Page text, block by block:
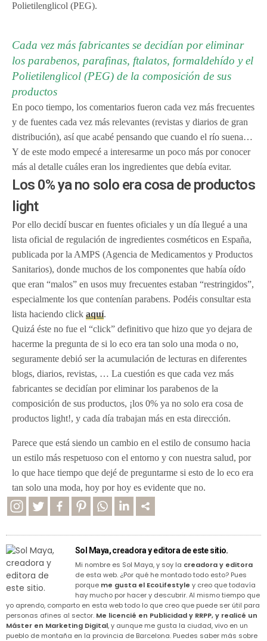
Polietilenglicol (PEG).
Cada vez más fabricantes se decidían por eliminar
los parabenos, parafinas, ftalatos, formaldehído y el
Polietilenglicol (PEG) de la composición de sus
productos
En poco tiempo, los comentarios fueron cada vez más frecuentes
y de fuentes cada vez más relevantes (revistas y diarios de gran
distribución), así que acabé pensando que cuando el río suena…
Y de este modo empecé a interesarme un poco más por conocer
más al detalle cuáles eran los ingredientes que debía evitar.
Los 0% ya no solo era cosa de productos
light
Por ello decidí buscar en fuentes oficiales y un día llegué a una
lista oficial de regulación de ingredientes cosméticos en España,
publicada por la AMPS (Agencia de Medicamentos y Productos
Sanitarios), donde muchos de los componentes que había oído
que eran “malos” en usos muy frecuentes estaban “restringidos”,
especialmente los que contenían parabens. Podéis consultar esta
lista haciendo click aquí.
Quizá éste no fue el “click” definitivo que hizo que yo dejara de
hacerme la pregunta de si lo eco era tan solo una moda o no,
seguramente debió ser la acumulación de lecturas en diferentes
blogs, diarios, revistas, … La cuestión es que cada vez más
fabricantes se decidían por eliminar los parabenos de la
composición de sus productos, ¡los 0% ya no solo era cosa de
productos light!, y cada día trabajan más en esta dirección.
Parece que está siendo un cambio en el estilo de consumo hacia
un estilo más respetuoso con el entorno y con nuestra salud, por
lo que hace tiempo que dejé de preguntarme si esto de lo eco era
tan solo una moda, hoy por hoy es evidente que no.
Sol Maya, creadora y editora de este sitio.
Mi nombre es Sol Maya, y soy la creadora y editora
de esta web. ¿Por qué he montado todo esto? Pues
porque me gusta el EcoLifestyle y creo que todavía
hay mucho por hacer y descubrir. Al mismo tiempo que
yo aprendo, comparto en esta web todo lo que creo que puede ser útil para
personas afines al sector. Me licencié en Publicidad y RRPP, y realicé un
Máster en Marketing Digital, y aunque me gusta la ciudad, vivo en un
pueblo de montaña en la provincia de Barcelona. Puedes saber más sobre